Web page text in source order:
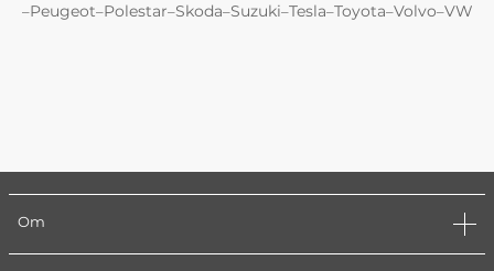
–Peugeot–Polestar–Skoda–Suzuki–Tesla–Toyota–Volvo–VW
Om